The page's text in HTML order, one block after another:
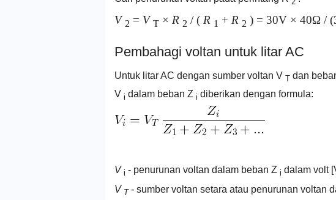
V 2 = VT × R 2 / ( R 1 + R 2 ) = 30V × 40Ω /
Pembahagi voltan untuk litar AC
Untuk litar AC dengan sumber voltan V T dan
V i dalam beban Z i diberikan dengan formula:
V i - penurunan voltan dalam beban Z i dalam volt
V T- sumber voltan setara atau penurunan voltan